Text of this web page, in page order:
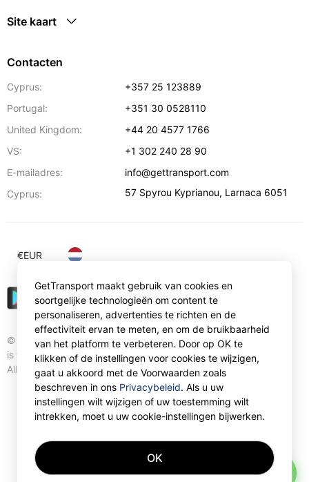
Site kaart
Contacten
Cyprus:
+357 25 123889
Portugal:
+351 30 0528110
United Kingdom:
+44 20 4577 1766
VS:
+1 302 240 28 90
E-mailadres:
info@gettransport.com
Cyprus:
57 Spyrou Kyprianou, Larnaca 6051
© Gettransport International Limited. GetTransport®
is trademark of Gettransport International Limited.
All rights reserved.
€EUR
GetTransport maakt gebruik van cookies en
soortgelijke technologieën om content te
personaliseren, advertenties te richten en de
effectiviteit ervan te meten, en om de bruikbaarheid
van het platform te verbeteren. Door op OK te
klikken of de instellingen voor cookies te wijzigen,
gaat u akkoord met de Voorwaarden zoals
beschreven in ons Privacybeleid. Als u uw
instellingen wilt wijzigen of uw toestemming wilt
intrekken, moet u uw cookie-instellingen bijwerken.
OK
AI